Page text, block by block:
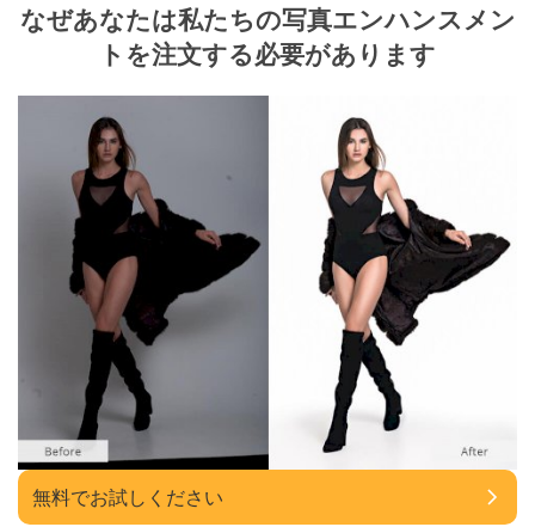
なぜあなたは私たちの写真エンハンスメン
トを注文する必要があります
無料でお試しください